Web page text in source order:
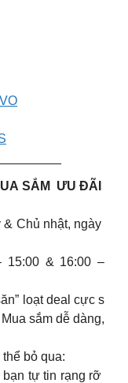
SẮM ƯU ĐÃI
Chủ nhật, ngày
15:00 & 16:00 –
loạt deal cực s
sắm dễ dàng,
bỏ qua:
tự tin rạng rỡ